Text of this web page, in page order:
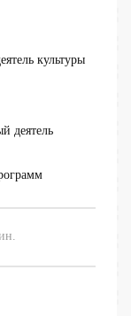
культуры
деятель